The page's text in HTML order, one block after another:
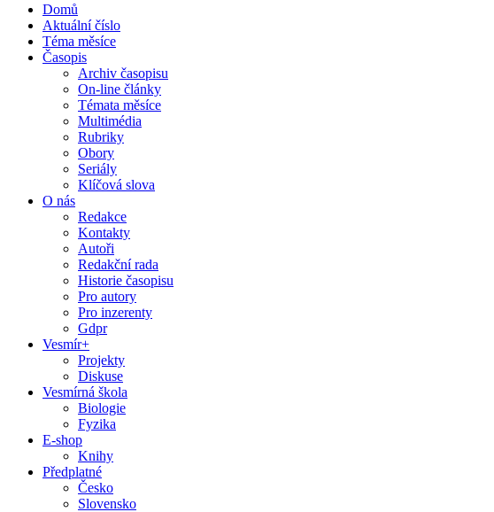
Domů
Aktuální číslo
Téma měsíce
Časopis
Archiv časopisu
On-line články
Témata měsíce
Multimédia
Rubriky
Obory
Seriály
Klíčová slova
O nás
Redakce
Kontakty
Autoři
Redakční rada
Historie časopisu
Pro autory
Pro inzerenty
Gdpr
Vesmír+
Projekty
Diskuse
Vesmírná škola
Biologie
Fyzika
E-shop
Knihy
Předplatné
Česko
Slovensko